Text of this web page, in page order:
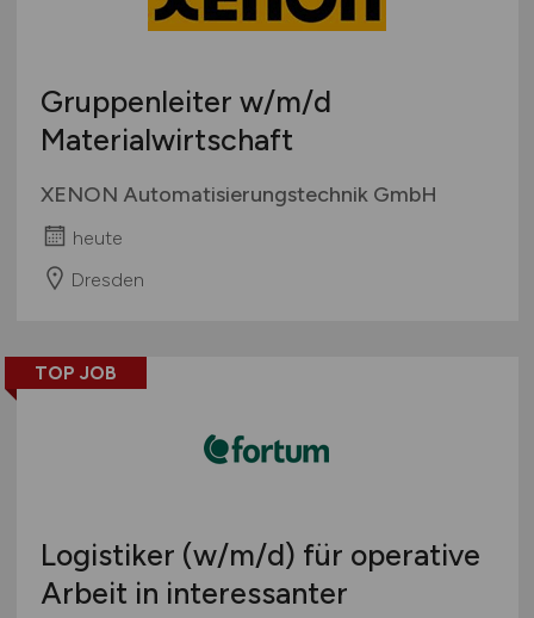
Gruppenleiter w/m/d
Materialwirtschaft
XENON Automatisierungstechnik GmbH
heute
Dresden
TOP JOB
Logistiker (w/m/d) für operative
Arbeit in interessanter